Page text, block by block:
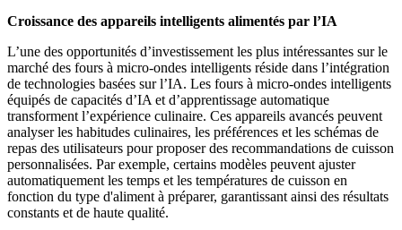
Croissance des appareils intelligents alimentés par l’IA
L’une des opportunités d’investissement les plus intéressantes sur le
marché des fours à micro-ondes intelligents réside dans l’intégration
de technologies basées sur l’IA. Les fours à micro-ondes intelligents
équipés de capacités d’IA et d’apprentissage automatique
transforment l’expérience culinaire. Ces appareils avancés peuvent
analyser les habitudes culinaires, les préférences et les schémas de
repas des utilisateurs pour proposer des recommandations de cuisson
personnalisées. Par exemple, certains modèles peuvent ajuster
automatiquement les temps et les températures de cuisson en
fonction du type d'aliment à préparer, garantissant ainsi des résultats
constants et de haute qualité.